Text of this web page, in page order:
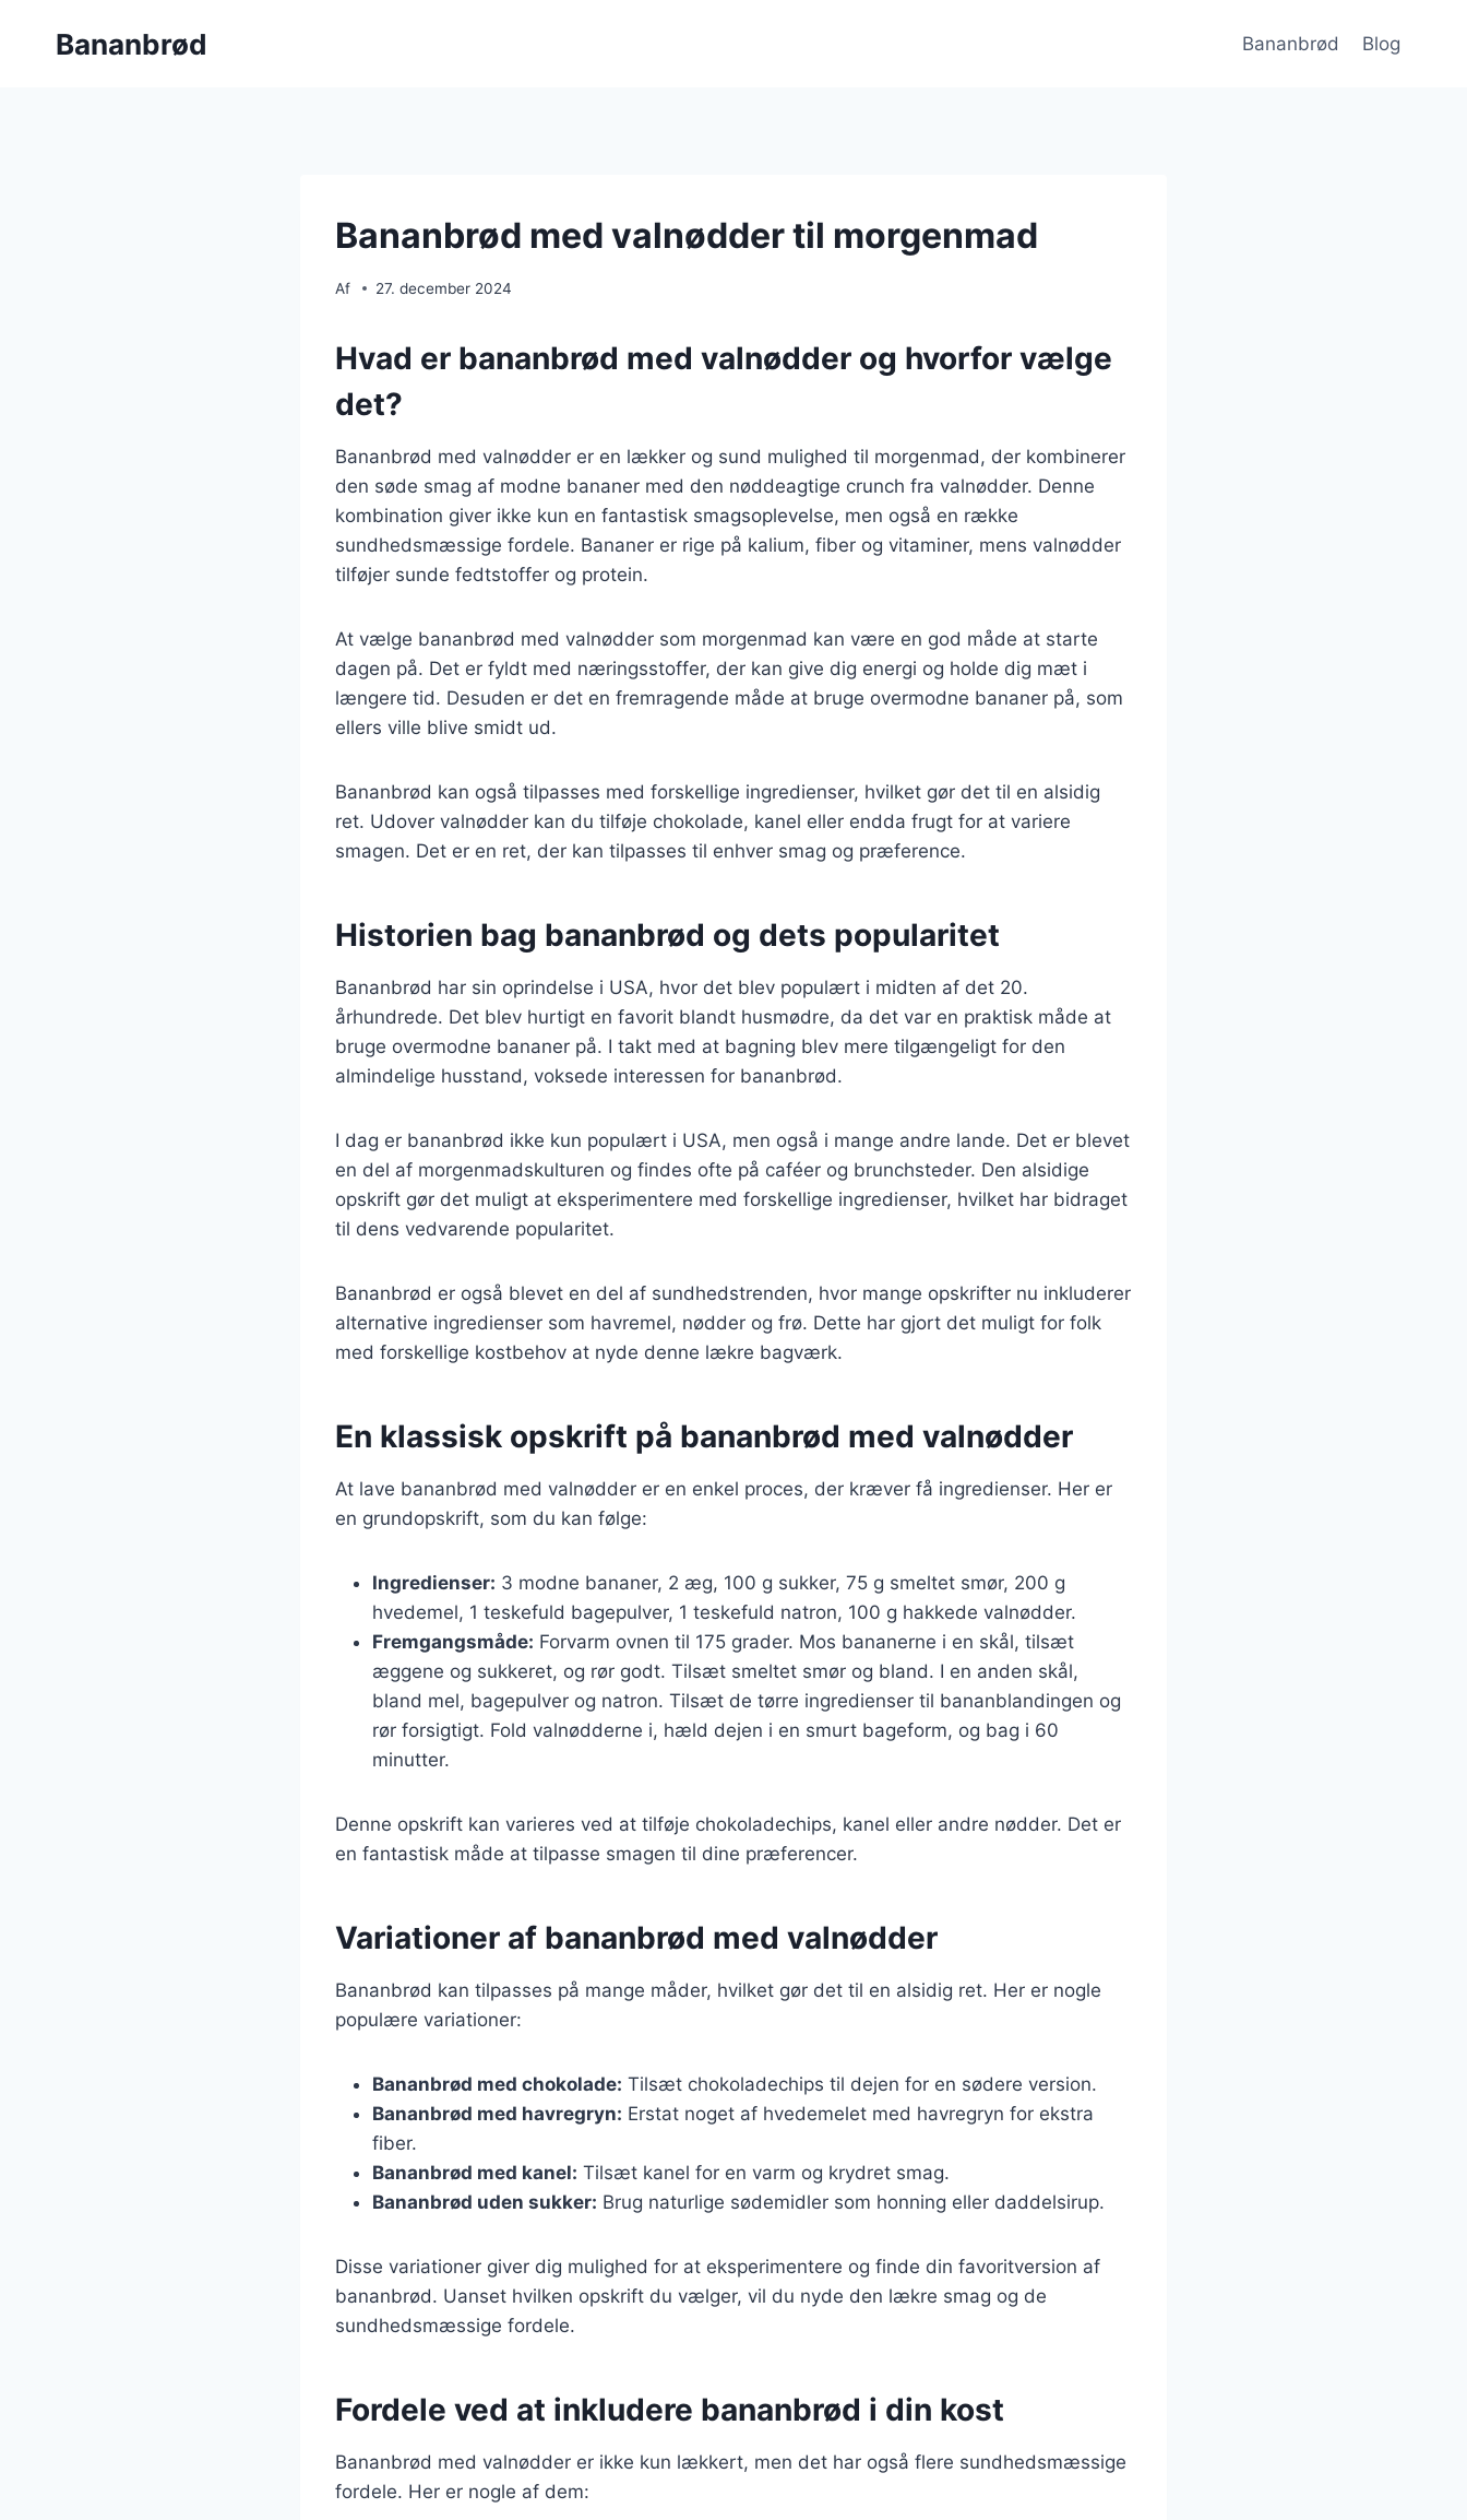
Bananbrød Bananbrød Blog
Bananbrød med valnødder til morgenmad
Af 27. december 2024
Hvad er bananbrød med valnødder og hvorfor vælge
det?
Bananbrød med valnødder er en lækker og sund mulighed til morgenmad, der kombinerer
den søde smag af modne bananer med den nøddeagtige crunch fra valnødder. Denne
kombination giver ikke kun en fantastisk smagsoplevelse, men også en række
sundhedsmæssige fordele. Bananer er rige på kalium, fiber og vitaminer, mens valnødder
tilføjer sunde fedtstoffer og protein.
At vælge bananbrød med valnødder som morgenmad kan være en god måde at starte
dagen på. Det er fyldt med næringsstoffer, der kan give dig energi og holde dig mæt i
længere tid. Desuden er det en fremragende måde at bruge overmodne bananer på, som
ellers ville blive smidt ud.
Bananbrød kan også tilpasses med forskellige ingredienser, hvilket gør det til en alsidig
ret. Udover valnødder kan du tilføje chokolade, kanel eller endda frugt for at variere
smagen. Det er en ret, der kan tilpasses til enhver smag og præference.
Historien bag bananbrød og dets popularitet
Bananbrød har sin oprindelse i USA, hvor det blev populært i midten af det 20.
århundrede. Det blev hurtigt en favorit blandt husmødre, da det var en praktisk måde at
bruge overmodne bananer på. I takt med at bagning blev mere tilgængeligt for den
almindelige husstand, voksede interessen for bananbrød.
I dag er bananbrød ikke kun populært i USA, men også i mange andre lande. Det er blevet
en del af morgenmadskulturen og findes ofte på caféer og brunchsteder. Den alsidige
opskrift gør det muligt at eksperimentere med forskellige ingredienser, hvilket har bidraget
til dens vedvarende popularitet.
Bananbrød er også blevet en del af sundhedstrenden, hvor mange opskrifter nu inkluderer
alternative ingredienser som havremel, nødder og frø. Dette har gjort det muligt for folk
med forskellige kostbehov at nyde denne lækre bagværk.
En klassisk opskrift på bananbrød med valnødder
At lave bananbrød med valnødder er en enkel proces, der kræver få ingredienser. Her er
en grundopskrift, som du kan følge:
Ingredienser: 3 modne bananer, 2 æg, 100 g sukker, 75 g smeltet smør, 200 g
hvedemel, 1 teskefuld bagepulver, 1 teskefuld natron, 100 g hakkede valnødder.
Fremgangsmåde: Forvarm ovnen til 175 grader. Mos bananerne i en skål, tilsæt
æggene og sukkeret, og rør godt. Tilsæt smeltet smør og bland. I en anden skål,
bland mel, bagepulver og natron. Tilsæt de tørre ingredienser til bananblandingen og
rør forsigtigt. Fold valnødderne i, hæld dejen i en smurt bageform, og bag i 60
minutter.
Denne opskrift kan varieres ved at tilføje chokoladechips, kanel eller andre nødder. Det er
en fantastisk måde at tilpasse smagen til dine præferencer.
Variationer af bananbrød med valnødder
Bananbrød kan tilpasses på mange måder, hvilket gør det til en alsidig ret. Her er nogle
populære variationer:
Bananbrød med chokolade: Tilsæt chokoladechips til dejen for en sødere version.
Bananbrød med havregryn: Erstat noget af hvedemelet med havregryn for ekstra
fiber.
Bananbrød med kanel: Tilsæt kanel for en varm og krydret smag.
Bananbrød uden sukker: Brug naturlige sødemidler som honning eller daddelsirup.
Disse variationer giver dig mulighed for at eksperimentere og finde din favoritversion af
bananbrød. Uanset hvilken opskrift du vælger, vil du nyde den lækre smag og de
sundhedsmæssige fordele.
Fordele ved at inkludere bananbrød i din kost
Bananbrød med valnødder er ikke kun lækkert, men det har også flere sundhedsmæssige
fordele. Her er nogle af dem: